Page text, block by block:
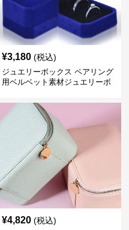
¥3,180 (税込)
ジュエリーボックス ペアリング
用ベルベット素材ジュエリーボ
¥4,820 (税込)